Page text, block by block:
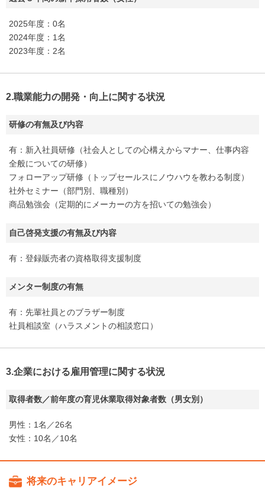
2025年度：0名
2024年度：1名
2023年度：2名
2.職業能力の開発・向上に関する状況
研修の有無及び内容
有：新入社員研修（社会人としての心構えからマナー、仕事内容
全般についての研修）
フォローアップ研修（トップセールスにノウハウを教わる制度）
社外セミナー（部門別、職種別）
商品勉強会（定期的にメーカーの方を招いての勉強会）
自己啓発支援の有無及び内容
有：登録販売者の資格取得支援制度
メンター制度の有無
有：先輩社員とのブラザー制度
社員相談室（ハラスメントの相談窓口）
3.企業における雇用管理に関する状況
取得者数／前年度の育児休業取得対象者数（男女別）
男性：1名／26名
女性：10名／10名
将来のキャリアイメージ